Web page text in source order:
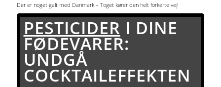
Der er noget galt med Danmark – Toget kører den helt forkerte vej!
PESTICIDER I DINE
FØDEVARER:
UNDGÅ
COCKTAILEFFEKTEN